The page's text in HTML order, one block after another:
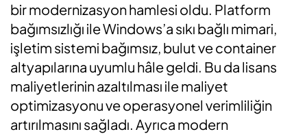
bir modernizasyon hamlesi oldu. Platform
bağımsızlığı ile Windows’a sıkı bağlı mimari,
işletim sistemi bağımsız, bulut ve container
altyapılarına uyumlu hâle geldi. Bu da lisans
maliyetlerinin azaltılması ile maliyet
optimizasyonu ve operasyonel verimliliğin
artırılmasını sağladı. Ayrıca modern